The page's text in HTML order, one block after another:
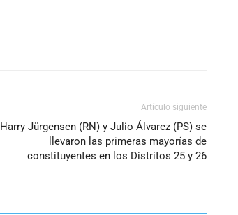
Artículo siguiente
Harry Jürgensen (RN) y Julio Álvarez (PS) se
llevaron las primeras mayorías de
constituyentes en los Distritos 25 y 26